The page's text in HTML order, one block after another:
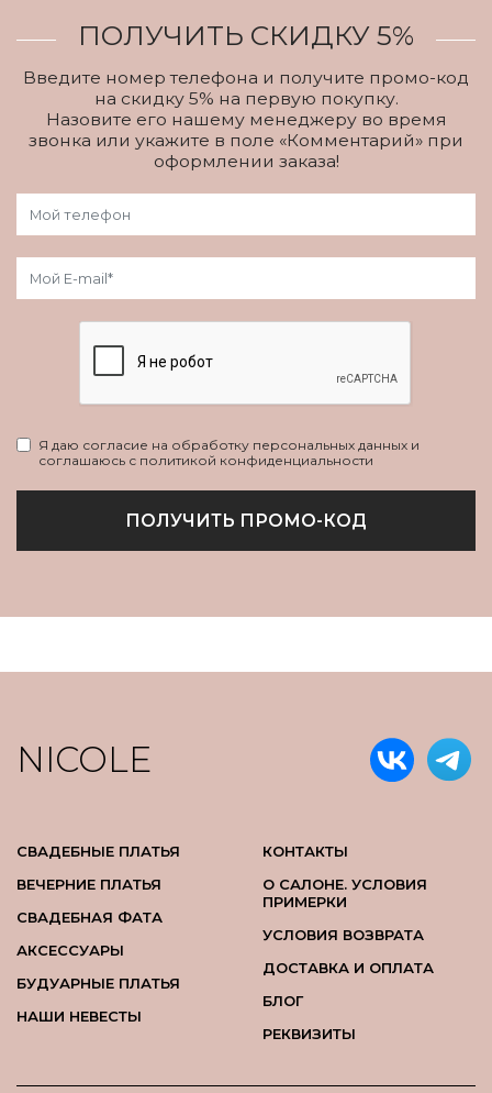
ПОЛУЧИТЬ СКИДКУ 5%
Введите номер телефона и получите промо-код
на скидку 5% на первую покупку.
Назовите его нашему менеджеру во время
звонка или укажите в поле «Комментарий» при
оформлении заказа!
Я даю согласие на обработку персональных данных и
соглашаюсь с политикой конфиденциальности
ПОЛУЧИТЬ ПРОМО-КОД
NICOLE
СВАДЕБНЫЕ ПЛАТЬЯ
ВЕЧЕРНИЕ ПЛАТЬЯ
СВАДЕБНАЯ ФАТА
АКСЕССУАРЫ
БУДУАРНЫЕ ПЛАТЬЯ
НАШИ НЕВЕСТЫ
КОНТАКТЫ
О САЛОНЕ. УСЛОВИЯ
ПРИМЕРКИ
УСЛОВИЯ ВОЗВРАТА
ДОСТАВКА И ОПЛАТА
БЛОГ
РЕКВИЗИТЫ